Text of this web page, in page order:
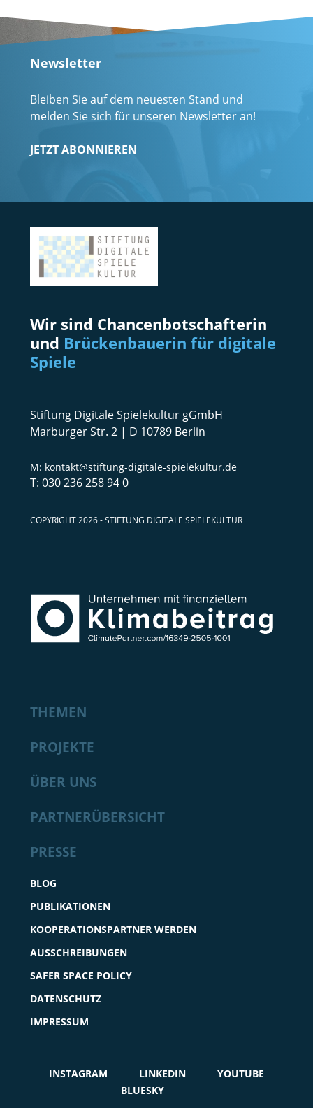
Newsletter
Bleiben Sie auf dem neuesten Stand und
melden Sie sich für unseren Newsletter an!
JETZT ABONNIEREN
Wir sind Chancenbotschafterin
und Brückenbauerin für digitale
Spiele
Stiftung Digitale Spielekultur gGmbH
Marburger Str. 2 | D 10789 Berlin
kontakt@stiftung-digitale-spielekultur.de
030 236 258 94 0
COPYRIGHT 2026 - STIFTUNG DIGITALE SPIELEKULTUR
THEMEN
PROJEKTE
ÜBER UNS
PARTNERÜBERSICHT
PRESSE
BLOG
PUBLIKATIONEN
KOOPERATIONSPARTNER WERDEN
AUSSCHREIBUNGEN
SAFER SPACE POLICY
DATENSCHUTZ
IMPRESSUM
INSTAGRAM LINKEDIN
YOUTUBE
BLUESKY